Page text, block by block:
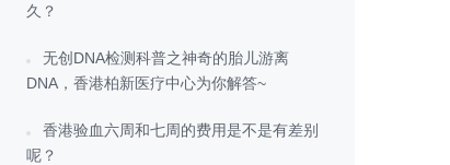
久？
无创DNA检测科普之神奇的胎儿游离
DNA，香港柏新医疗中心为你解答~
香港验血六周和七周的费用是不是有差别
呢？